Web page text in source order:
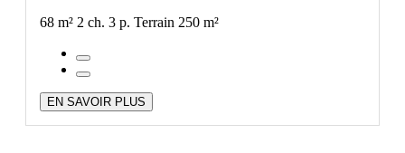
68 m² 2 ch. 3 p. Terrain 250 m²
EN SAVOIR PLUS